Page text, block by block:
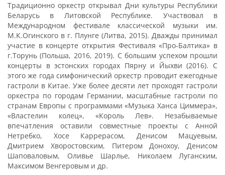
Традиционно оркестр открывал Дни культуры Республики
Беларусь в Литовской Республике. Участвовал в
Международном фестивале классической музыки им.
М.К.Огинского в г. Плунге (Литва, 2015). Дважды принимал
участие в концерте открытия Фестиваля «Про-Балтика» в
г.Торунь (Польша, 2016, 2019). С большим успехом прошли
концерты в эстонских городах Пярну и Йыхви (2016). С
этого же года симфонический оркестр проводит ежегодные
гастроли в Китае. Уже более десяти лет проходят гастроли
оркестра по городам Германии, масштабные гастроли по
странам Европы с программами «Музыка Ханса Циммера»,
«Властелин колец», «Король Лев». Незабываемые
впечатления оставили совместные проекты с Анной
Нетребко, Хосе Каррерасом, Денисом Мацуевым,
Дмитрием Хворостовским, Питером Донохоу, Денисом
Шаповаловым, Оливье Шарлье, Николаем Луганским,
Максимом Венгеровым и др.